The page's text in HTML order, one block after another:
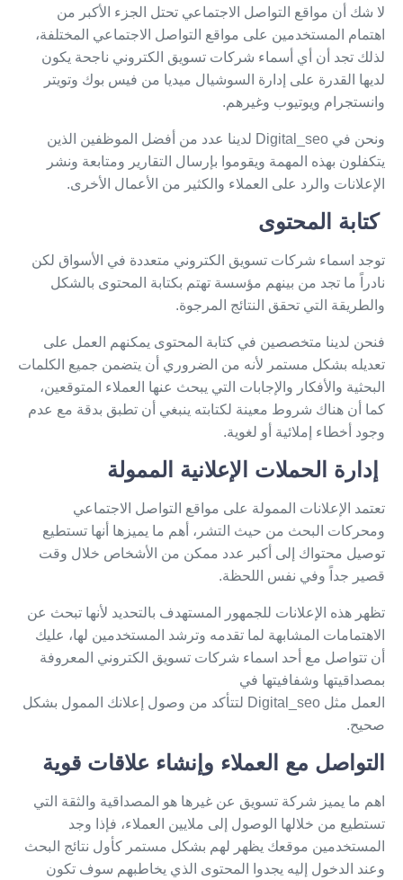
لا شك أن مواقع التواصل الاجتماعي تحتل الجزء الأكبر من
اهتمام المستخدمين على مواقع التواصل الاجتماعي المختلفة،
لذلك تجد أن أي أسماء شركات تسويق الكتروني ناجحة يكون
لديها القدرة على إدارة السوشيال ميديا من فيس بوك وتويتر
وانستجرام ويوتيوب وغيرهم.
ونحن في Digital_seo لدينا عدد من أفضل الموظفين الذين
يتكفلون بهذه المهمة ويقوموا بإرسال التقارير ومتابعة ونشر
الإعلانات والرد على العملاء والكثير من الأعمال الأخرى.
كتابة المحتوى
توجد اسماء شركات تسويق الكتروني متعددة في الأسواق لكن
نادراً ما تجد من بينهم مؤسسة تهتم بكتابة المحتوى بالشكل
والطريقة التي تحقق النتائج المرجوة.
فنحن لدينا متخصصين في كتابة المحتوى يمكنهم العمل على
تعديله بشكل مستمر لأنه من الضروري أن يتضمن جميع الكلمات
البحثية والأفكار والإجابات التي يبحث عنها العملاء المتوقعين،
كما أن هناك شروط معينة لكتابته ينبغي أن تطبق بدقة مع عدم
وجود أخطاء إملائية أو لغوية.
إدارة الحملات الإعلانية الممولة
تعتمد الإعلانات الممولة على مواقع التواصل الاجتماعي
ومحركات البحث من حيث التشر، أهم ما يميزها أنها تستطيع
توصيل محتواك إلى أكبر عدد ممكن من الأشخاص خلال وقت
قصير جداً وفي نفس اللحظة.
تظهر هذه الإعلانات للجمهور المستهدف بالتحديد لأنها تبحث عن
الاهتمامات المشابهة لما تقدمه وترشد المستخدمين لها، عليك
أن تتواصل مع أحد اسماء شركات تسويق الكتروني المعروفة
بمصداقيتها وشفافيتها في
العمل مثل Digital_seo لتتأكد من وصول إعلانك الممول بشكل
صحيح.
التواصل مع العملاء وإنشاء علاقات قوية
اهم ما يميز شركة تسويق عن غيرها هو المصداقية والثقة التي
تستطيع من خلالها الوصول إلى ملايين العملاء، فإذا وجد
المستخدمين موقعك يظهر لهم بشكل مستمر كأول نتائج البحث
وعند الدخول إليه يجدوا المحتوى الذي يخاطبهم سوف تكون